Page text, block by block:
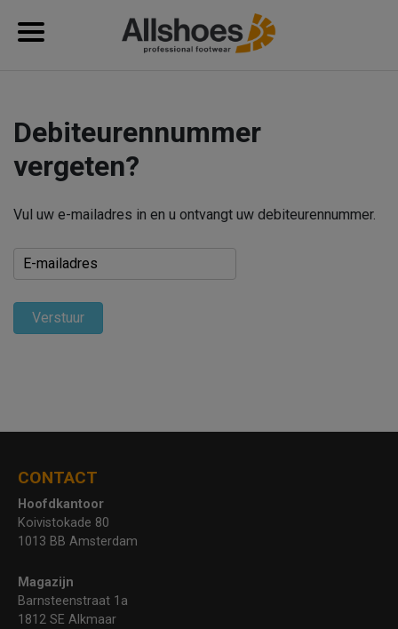
Debiteurennummer
vergeten?
Vul uw e-mailadres in en u ontvangt uw debiteurennummer.
Verstuur
CONTACT
Hoofdkantoor
Koivistokade 80
1013 BB Amsterdam
Magazijn
Barnsteenstraat 1a
1812 SE Alkmaar